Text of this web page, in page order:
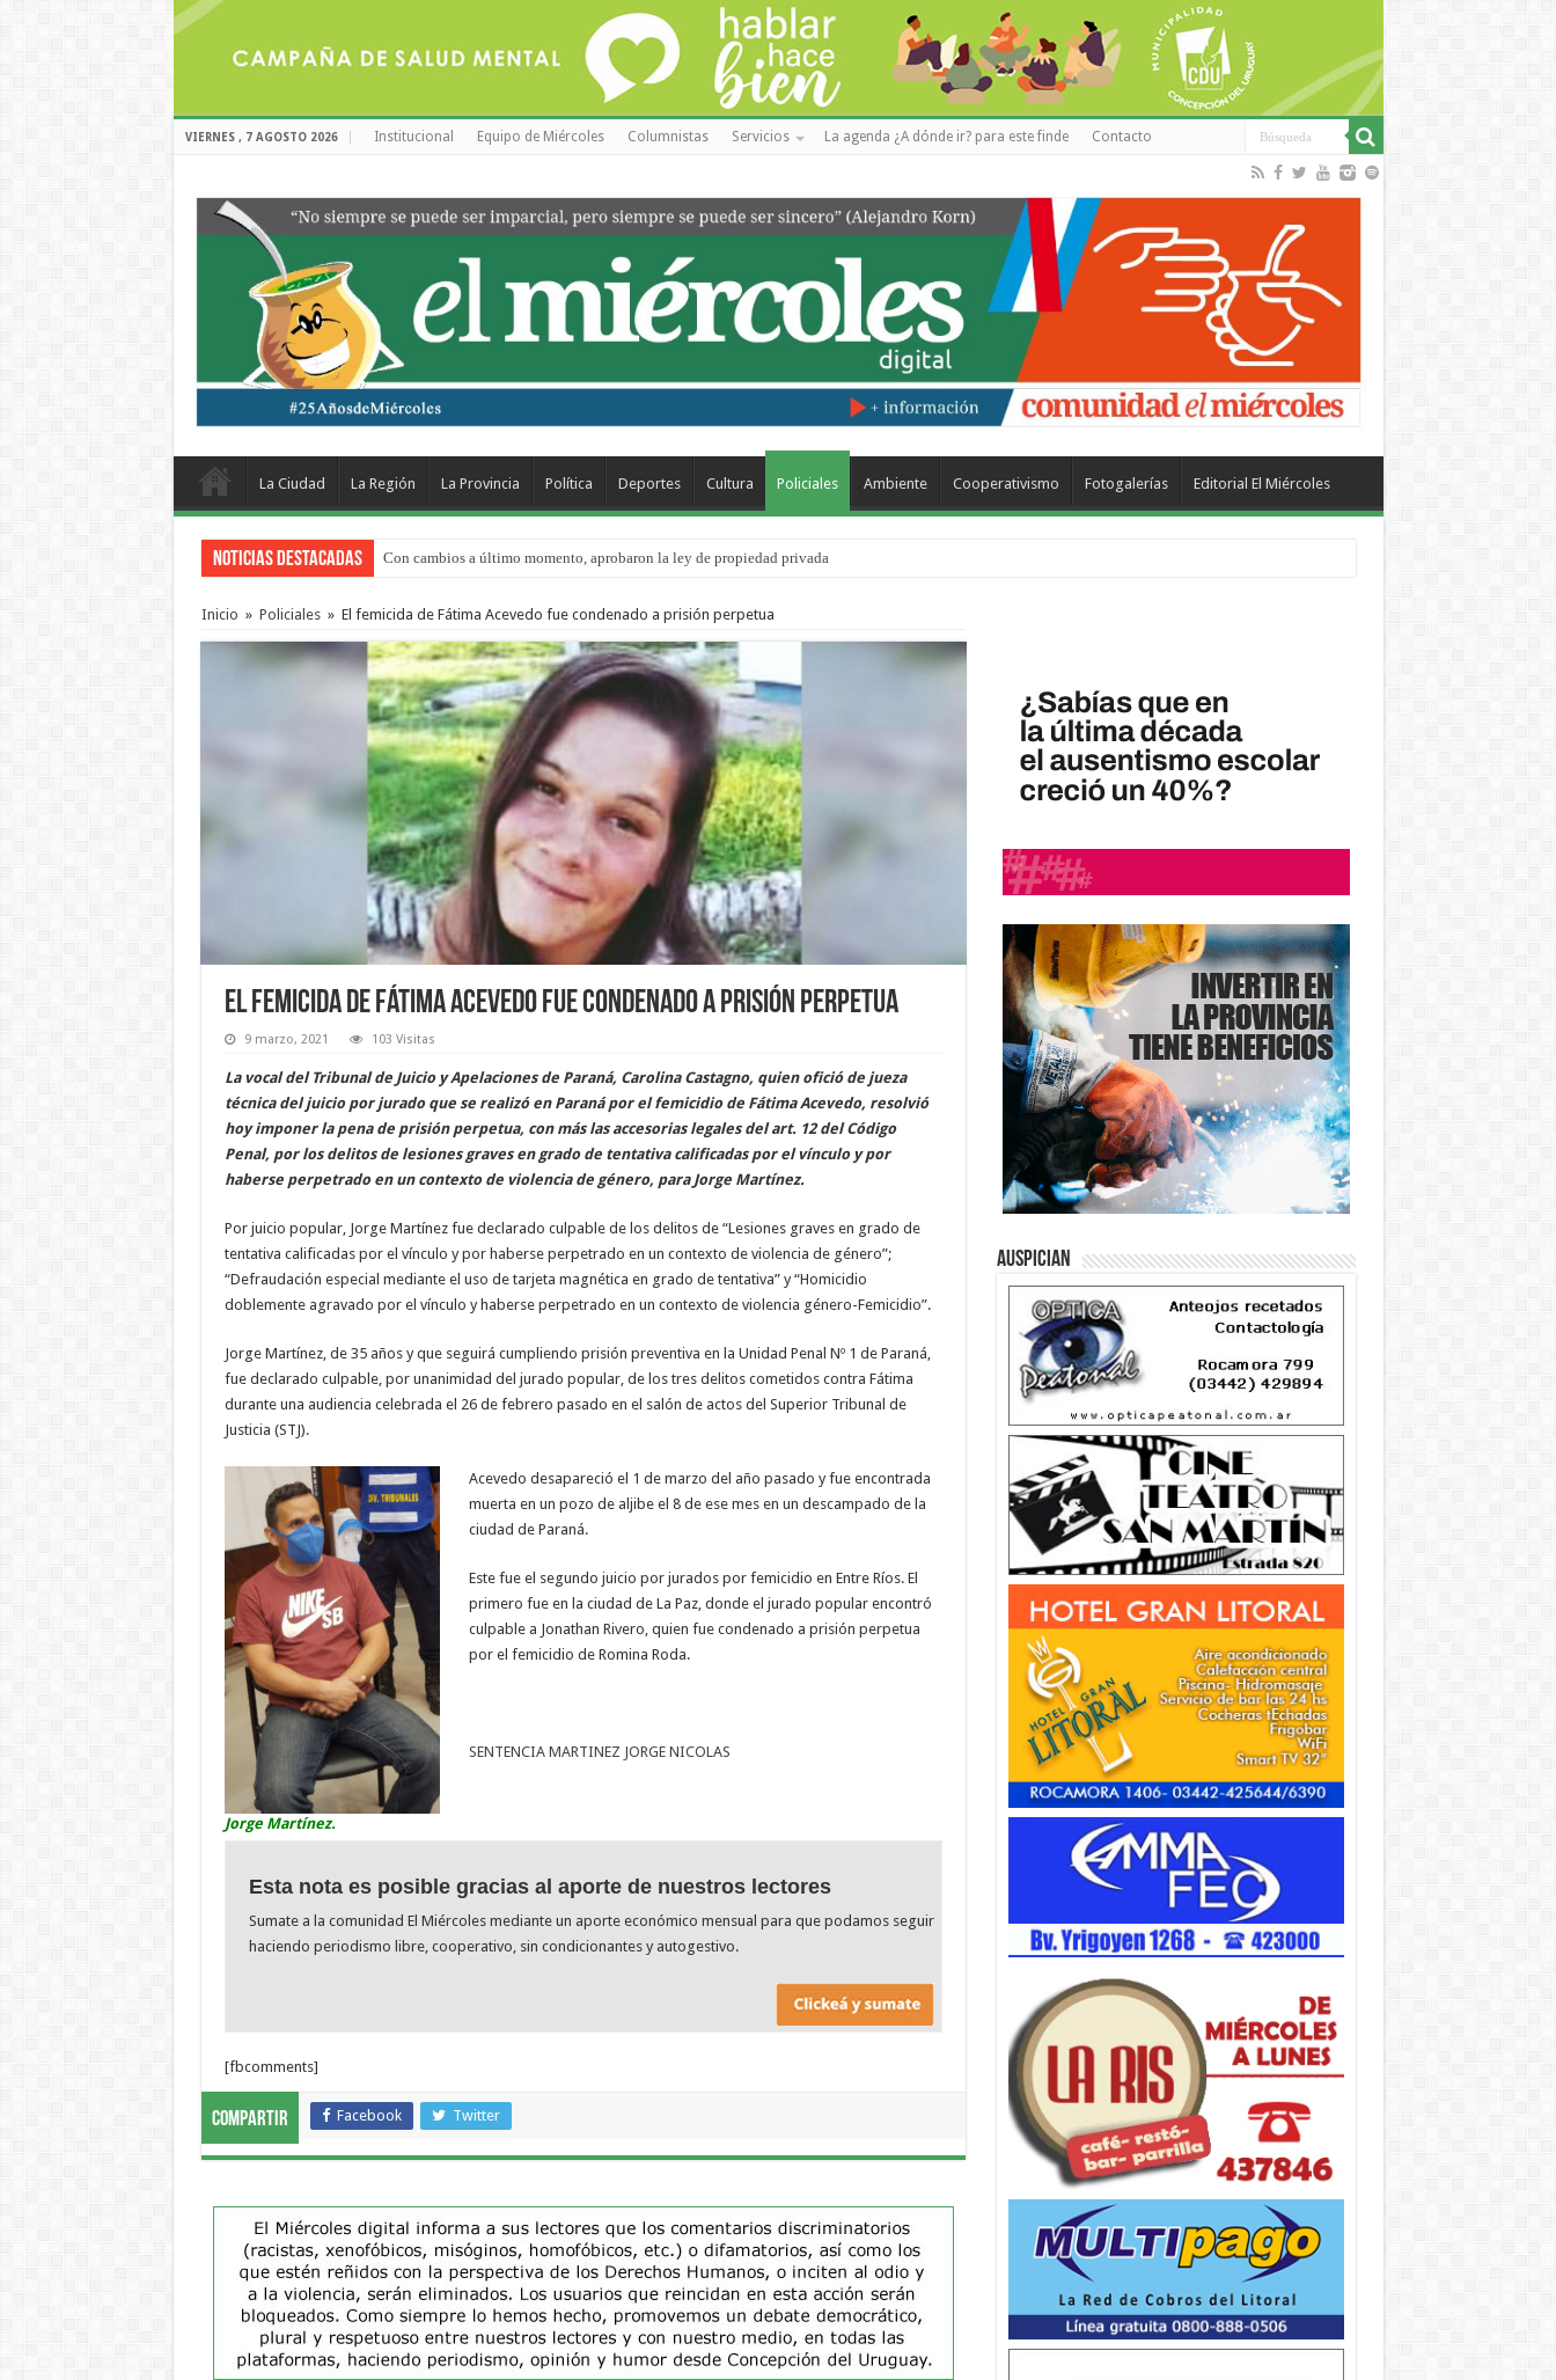
VIERNES , 7 AGOSTO 2026 Institucional Equipo de Miércoles Columnistas Servicios La agenda ¿A dónde ir? para este finde Contacto
La Ciudad La Región La Provincia Política Deportes Cultura Policiales Ambiente Cooperativismo Fotogalerías Editorial El Miércoles
Noticias Destacadas Con cambios a último momento, aprobaron la ley de propiedad privada
Del viernes 7 al domingo 9 de agosto: la agenda ¿A dónde ir? para este finde
Inicio » Policiales » El femicida de Fátima Acevedo fue condenado a prisión perpetua
El femicida de Fátima Acevedo fue condenado a prisión perpetua
9 marzo, 2021 103 Visitas
La vocal del Tribunal de Juicio y Apelaciones de Paraná, Carolina Castagno, quien ofició de jueza
técnica del juicio por jurado que se realizó en Paraná por el femicidio de Fátima Acevedo, resolvió
hoy imponer la pena de prisión perpetua, con más las accesorias legales del art. 12 del Código
Penal, por los delitos de lesiones graves en grado de tentativa calificadas por el vínculo y por
haberse perpetrado en un contexto de violencia de género, para Jorge Martínez.
Por juicio popular, Jorge Martínez fue declarado culpable de los delitos de “Lesiones graves en grado de
tentativa calificadas por el vínculo y por haberse perpetrado en un contexto de violencia de género”;
“Defraudación especial mediante el uso de tarjeta magnética en grado de tentativa” y “Homicidio
doblemente agravado por el vínculo y haberse perpetrado en un contexto de violencia género-Femicidio”.
Jorge Martínez, de 35 años y que seguirá cumpliendo prisión preventiva en la Unidad Penal Nº 1 de Paraná,
fue declarado culpable, por unanimidad del jurado popular, de los tres delitos cometidos contra Fátima
durante una audiencia celebrada el 26 de febrero pasado en el salón de actos del Superior Tribunal de
Justicia (STJ).
Jorge Martínez.
Acevedo desapareció el 1 de marzo del año pasado y fue encontrada
muerta en un pozo de aljibe el 8 de ese mes en un descampado de la
ciudad de Paraná.
Este fue el segundo juicio por jurados por femicidio en Entre Ríos. El
primero fue en la ciudad de La Paz, donde el jurado popular encontró
culpable a Jonathan Rivero, quien fue condenado a prisión perpetua
por el femicidio de Romina Roda.
SENTENCIA MARTINEZ JORGE NICOLAS
Esta nota es posible gracias al aporte de nuestros lectores
Sumate a la comunidad El Miércoles mediante un aporte económico mensual para que podamos seguir
haciendo periodismo libre, cooperativo, sin condicionantes y autogestivo.
[fbcomments]
Compartir Facebook Twitter
Auspician